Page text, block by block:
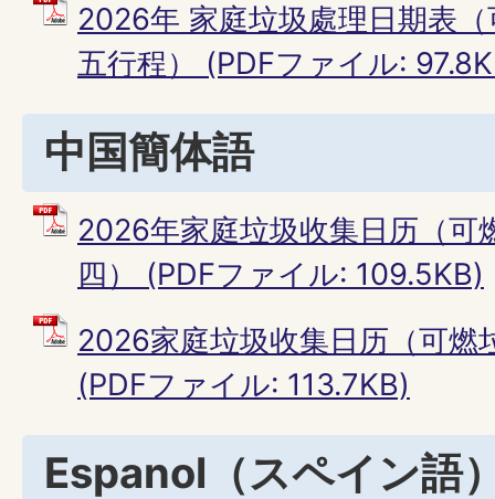
2026年 家庭垃圾處理日期表
五行程） (PDFファイル:
中国簡体語
2026年家庭垃圾收集日历（可
四） (PDFファイル: 109.5KB)
2026家庭垃圾收集日历（可燃
(PDFファイル: 113.7KB)
Espanol（スペイン語